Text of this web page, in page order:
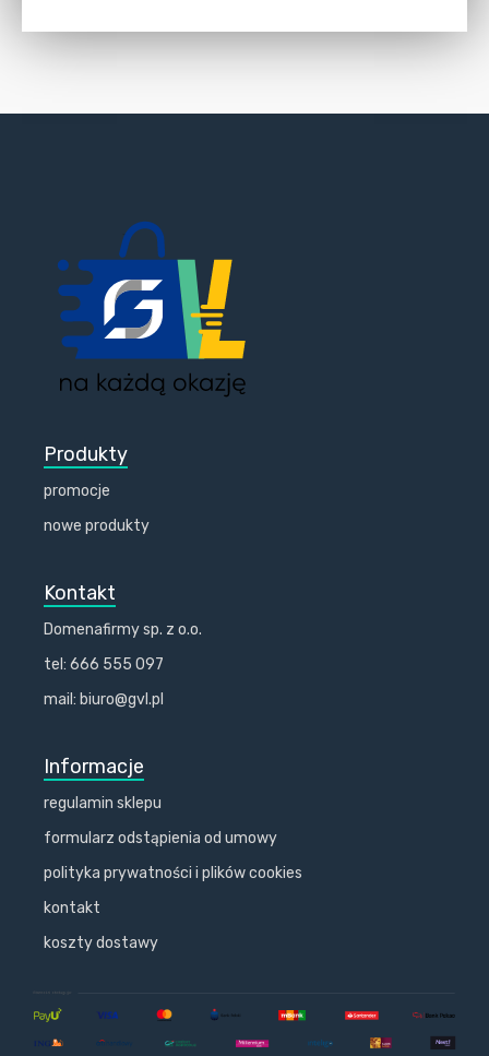
Produkty
promocje
nowe produkty
Kontakt
Domenafirmy sp. z o.o.
tel: 666 555 097
mail: biuro@gvl.pl
Informacje
regulamin sklepu
formularz odstąpienia od umowy
polityka prywatności i plików cookies
kontakt
koszty dostawy